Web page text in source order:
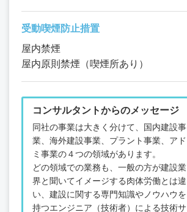
受動喫煙防止措置
屋内禁煙
屋内原則禁煙（喫煙所あり）
コンサルタントからのメッセージ
同社の事業は大きく分けて、国内建設事
業、海外建設事業、プラント事業、アド
ミ事業の４つの領域があります。
どの領域での業務も、一般の方が建設業
界と聞いてイメージする肉体労働とは違
い、建設に関する専門知識やノウハウを
持つエンジニア（技術者）による技術サ